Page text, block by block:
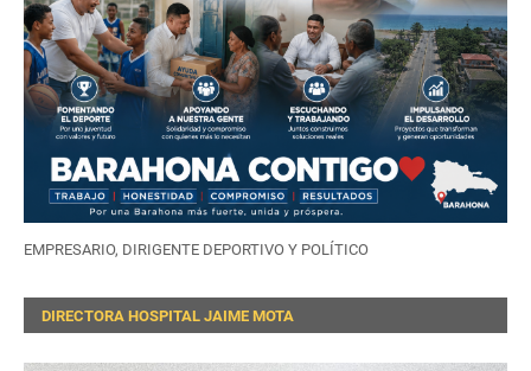
EMPRESARIO, DIRIGENTE DEPORTIVO Y POLÍTICO
DIRECTORA HOSPITAL JAIME MOTA